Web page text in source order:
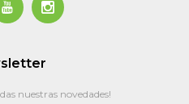
 
nuestras novedades!